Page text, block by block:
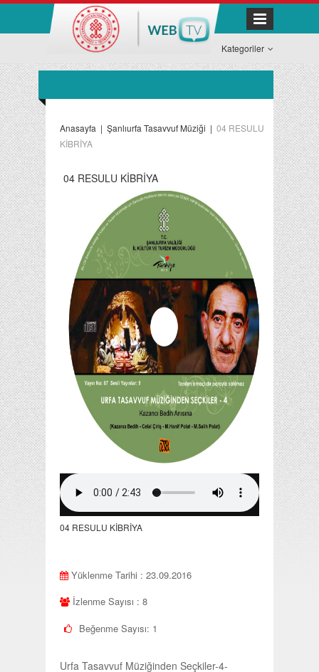
Kategoriler
Anasayfa | Şanlıurfa Tasavvuf Müziği | 04 RESULU
KİBRİYA
04 RESULU KİBRİYA
04 RESULU KİBRİYA
Yüklenme Tarihi : 23.09.2016
İzlenme Sayısı : 8
Beğenme Sayısı: 1
Urfa Tasavvuf Müziğinden Seçkiler-4-